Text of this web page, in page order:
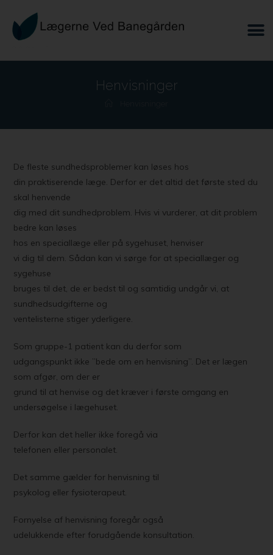
Henvisninger
De fleste sundhedsproblemer kan løses hos
din praktiserende læge. Derfor er det altid det første sted du
skal henvende
dig med dit sundhedproblem. Hvis vi vurderer, at dit problem
bedre kan løses
hos en speciallæge eller på sygehuset, henviser
vi dig til dem. Sådan kan vi sørge for at speciallæger og
sygehuse
bruges til det, de er bedst til og samtidig undgår vi, at
sundhedsudgifterne og
ventelisterne stiger yderligere.
Som gruppe-1 patient kan du derfor som
udgangspunkt ikke ”bede om en henvisning”. Det er lægen
som afgør, om der er
grund til at henvise og det kræver i første omgang en
undersøgelse i lægehuset.
Derfor kan det heller ikke foregå via
telefonen eller personalet.
Det samme gælder for henvisning til
psykolog eller fysioterapeut.
Fornyelse af henvisning foregår også
udelukkende efter forudgående konsultation.